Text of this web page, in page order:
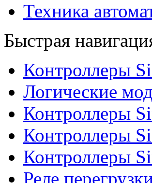
Техника
Быстрая
Контроллеры
Логические
Контроллеры
Контроллеры
Контроллеры
Реле